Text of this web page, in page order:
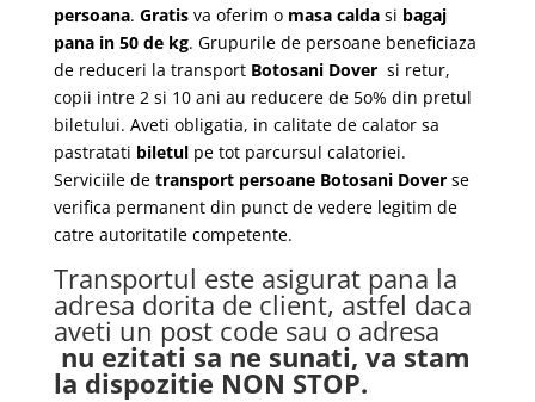
persoana. Gratisva oferim o masa caldasi bagaj
pana in 50 de kg. Grupurile de persoane beneficiaza
de reduceri la transport Botosani Dover si retur,
copii intre 2 si 10 ani au reducere de 5o% din pretul
biletului. Aveti obligatia, in calitate de calator sa
pastratati biletulpe tot parcursul calatoriei.
Serviciile de transport persoane Botosani Dover se
verifica permanent din punct de vedere legitim de
catre autoritatile competente.
Transportul este asigurat pana la
adresa dorita de client, astfel daca
aveti un post code sau o adresa
nu ezitati sa ne sunati, va stam
la dispozitie NON STOP.